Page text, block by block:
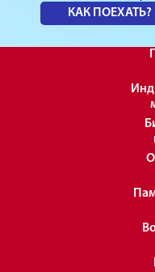
КАК ПОЕХАТЬ?